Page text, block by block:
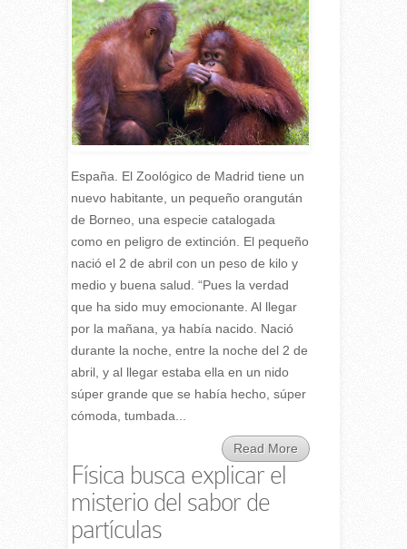
España. El Zoológico de Madrid tiene un
nuevo habitante, un pequeño orangután
de Borneo, una especie catalogada
como en peligro de extinción. El pequeño
nació el 2 de abril con un peso de kilo y
medio y buena salud. “Pues la verdad
que ha sido muy emocionante. Al llegar
por la mañana, ya había nacido. Nació
durante la noche, entre la noche del 2 de
abril, y al llegar estaba ella en un nido
súper grande que se había hecho, súper
cómoda, tumbada...
Read More
Física busca explicar el
misterio del sabor de
partículas